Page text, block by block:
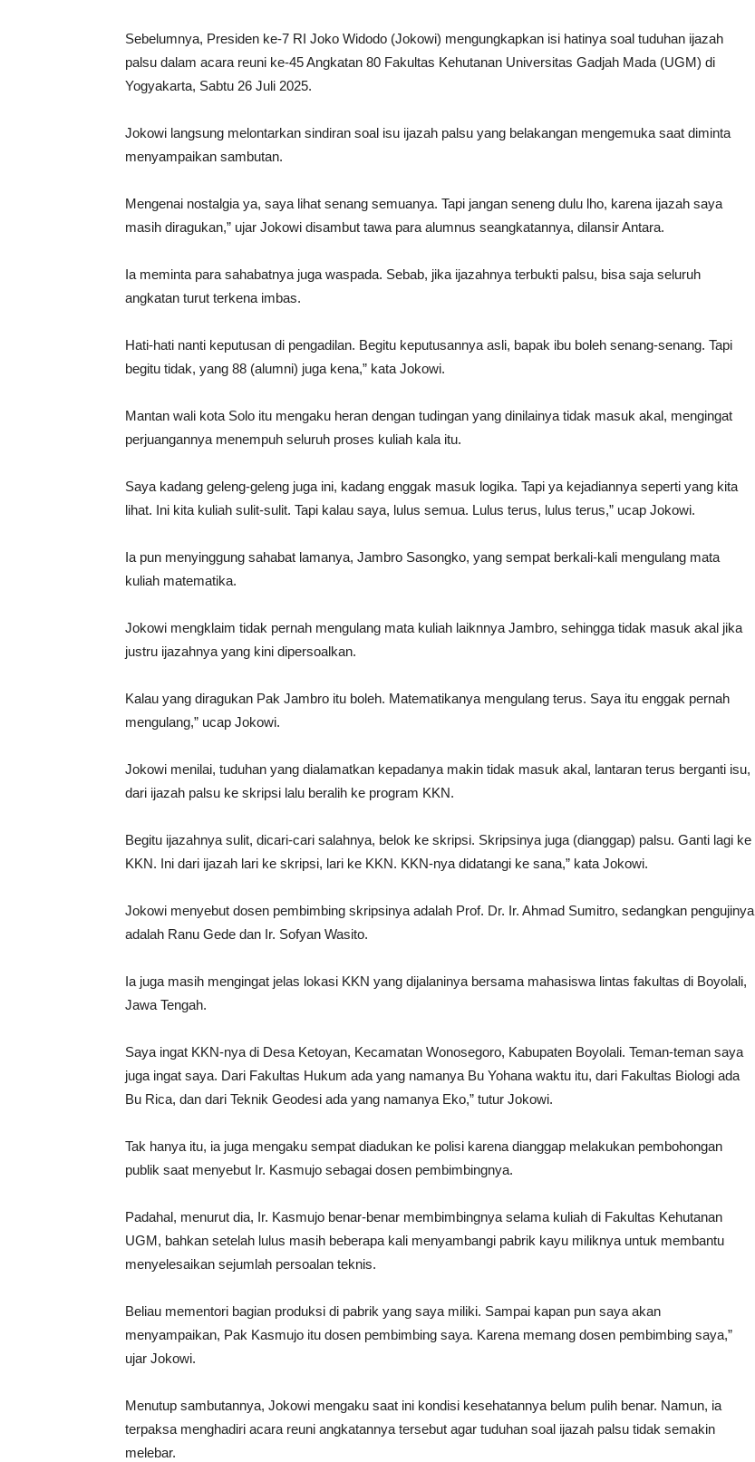
Sebelumnya, Presiden ke-7 RI Joko Widodo (Jokowi) mengungkapkan isi hatinya soal tuduhan ijazah
palsu dalam acara reuni ke-45 Angkatan 80 Fakultas Kehutanan Universitas Gadjah Mada (UGM) di
Yogyakarta, Sabtu 26 Juli 2025.
Jokowi langsung melontarkan sindiran soal isu ijazah palsu yang belakangan mengemuka saat diminta
menyampaikan sambutan.
Mengenai nostalgia ya, saya lihat senang semuanya. Tapi jangan seneng dulu lho, karena ijazah saya
masih diragukan,” ujar Jokowi disambut tawa para alumnus seangkatannya, dilansir Antara.
Ia meminta para sahabatnya juga waspada. Sebab, jika ijazahnya terbukti palsu, bisa saja seluruh
angkatan turut terkena imbas.
Hati-hati nanti keputusan di pengadilan. Begitu keputusannya asli, bapak ibu boleh senang-senang. Tapi
begitu tidak, yang 88 (alumni) juga kena,” kata Jokowi.
Mantan wali kota Solo itu mengaku heran dengan tudingan yang dinilainya tidak masuk akal, mengingat
perjuangannya menempuh seluruh proses kuliah kala itu.
Saya kadang geleng-geleng juga ini, kadang enggak masuk logika. Tapi ya kejadiannya seperti yang kita
lihat. Ini kita kuliah sulit-sulit. Tapi kalau saya, lulus semua. Lulus terus, lulus terus,” ucap Jokowi.
Ia pun menyinggung sahabat lamanya, Jambro Sasongko, yang sempat berkali-kali mengulang mata
kuliah matematika.
Jokowi mengklaim tidak pernah mengulang mata kuliah laiknnya Jambro, sehingga tidak masuk akal jika
justru ijazahnya yang kini dipersoalkan.
Kalau yang diragukan Pak Jambro itu boleh. Matematikanya mengulang terus. Saya itu enggak pernah
mengulang,” ucap Jokowi.
Jokowi menilai, tuduhan yang dialamatkan kepadanya makin tidak masuk akal, lantaran terus berganti isu,
dari ijazah palsu ke skripsi lalu beralih ke program KKN.
Begitu ijazahnya sulit, dicari-cari salahnya, belok ke skripsi. Skripsinya juga (dianggap) palsu. Ganti lagi ke
KKN. Ini dari ijazah lari ke skripsi, lari ke KKN. KKN-nya didatangi ke sana,” kata Jokowi.
Jokowi menyebut dosen pembimbing skripsinya adalah Prof. Dr. Ir. Ahmad Sumitro, sedangkan pengujinya
adalah Ranu Gede dan Ir. Sofyan Wasito.
Ia juga masih mengingat jelas lokasi KKN yang dijalaninya bersama mahasiswa lintas fakultas di Boyolali,
Jawa Tengah.
Saya ingat KKN-nya di Desa Ketoyan, Kecamatan Wonosegoro, Kabupaten Boyolali. Teman-teman saya
juga ingat saya. Dari Fakultas Hukum ada yang namanya Bu Yohana waktu itu, dari Fakultas Biologi ada
Bu Rica, dan dari Teknik Geodesi ada yang namanya Eko,” tutur Jokowi.
Tak hanya itu, ia juga mengaku sempat diadukan ke polisi karena dianggap melakukan pembohongan
publik saat menyebut Ir. Kasmujo sebagai dosen pembimbingnya.
Padahal, menurut dia, Ir. Kasmujo benar-benar membimbingnya selama kuliah di Fakultas Kehutanan
UGM, bahkan setelah lulus masih beberapa kali menyambangi pabrik kayu miliknya untuk membantu
menyelesaikan sejumlah persoalan teknis.
Beliau mementori bagian produksi di pabrik yang saya miliki. Sampai kapan pun saya akan
menyampaikan, Pak Kasmujo itu dosen pembimbing saya. Karena memang dosen pembimbing saya,”
ujar Jokowi.
Menutup sambutannya, Jokowi mengaku saat ini kondisi kesehatannya belum pulih benar. Namun, ia
terpaksa menghadiri acara reuni angkatannya tersebut agar tuduhan soal ijazah palsu tidak semakin
melebar.